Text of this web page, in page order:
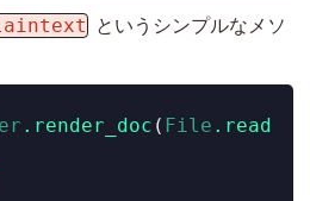
というシンプルなメソ
.render_doc ( File .read